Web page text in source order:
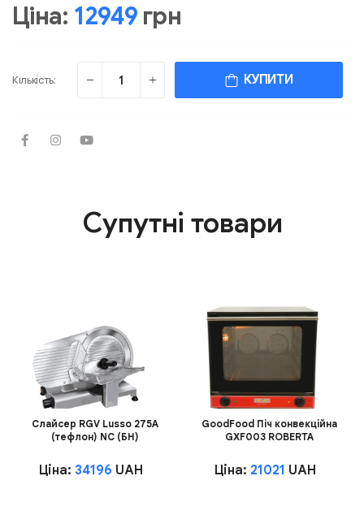
Ціна: 12949грн
Кількість: КУПИТИ
Супутні товари
Слайсер RGV Lusso 275A
(тефлон) NC (БН)
Ціна: 34196 UAH
GoodFood Піч конвекційна
GXF003 ROBERTA
Ціна: 21021 UAH